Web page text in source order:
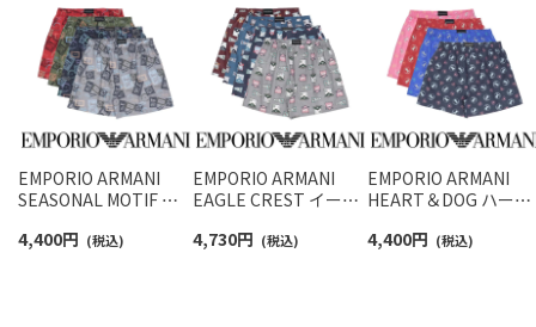
EMPORIO ARMANI
SEASONAL MOTIF シ
トン ウーブン トランク
4,400円 (税込)
EMPORIO ARMANI
EAGLE CREST イーグ
ーブン トランクス
4,730円 (税込)
EMPORIO ARMANI
HEART＆DOG ハート
ブン トランクス 【M/L】
4,400円 (税込)